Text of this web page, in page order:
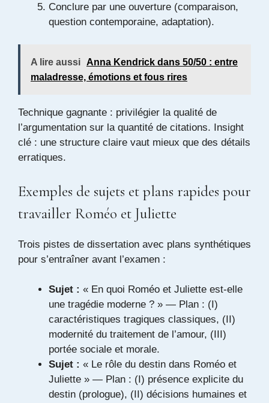
Conclure par une ouverture (comparaison,
question contemporaine, adaptation).
A lire aussi
Anna Kendrick dans 50/50 : entre
maladresse, émotions et fous rires
Technique gagnante : privilégier la qualité de
l’argumentation sur la quantité de citations. Insight
clé : une structure claire vaut mieux que des détails
erratiques.
Exemples de sujets et plans rapides pour
travailler Roméo et Juliette
Trois pistes de dissertation avec plans synthétiques
pour s’entraîner avant l’examen :
Sujet : « En quoi Roméo et Juliette est-elle
une tragédie moderne ? » — Plan : (I)
caractéristiques tragiques classiques, (II)
modernité du traitement de l’amour, (III)
portée sociale et morale.
Sujet : « Le rôle du destin dans Roméo et
Juliette » — Plan : (I) présence explicite du
destin (prologue), (II) décisions humaines et